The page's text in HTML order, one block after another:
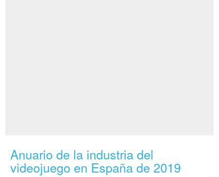
Anuario de la industria del
videojuego en España de 2019